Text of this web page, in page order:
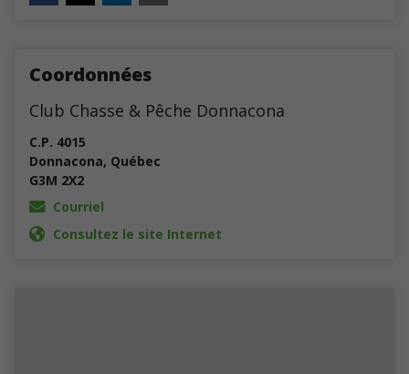
Coordonnées
Club Chasse & Pêche Donnacona
C.P. 4015
Donnacona, Québec
G3M 2X2
Courriel
Consultez le site Internet